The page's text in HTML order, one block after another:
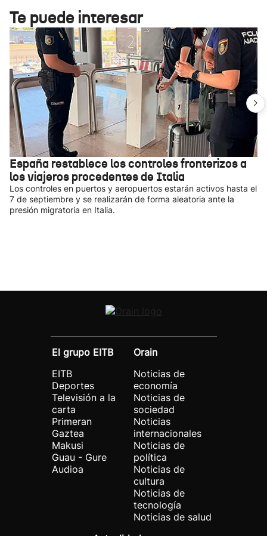
Te puede interesar
España restablece los controles fronterizos a
los viajeros procedentes de Italia
Los controles en puertos y aeropuertos estarán activos hasta el
7 de septiembre y se realizarán de forma aleatoria ante la
presión migratoria en Italia.
El grupo EITB
EITB
Deportes
Televisión a la
carta
Primeran
Gaztea
Makusi
Guau - Gure
Audioa
Orain
Noticias de
economía
Noticias de
sociedad
Noticias
internacionales
Noticias de
política
Noticias de
cultura
Noticias de
tecnología
Noticias de salud